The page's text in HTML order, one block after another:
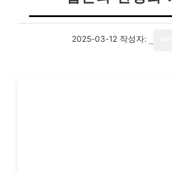
2025-03-12 작성자: